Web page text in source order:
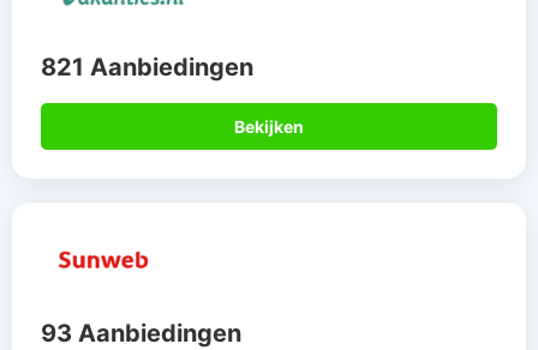
821 Aanbiedingen
Bekijken
93 Aanbiedingen